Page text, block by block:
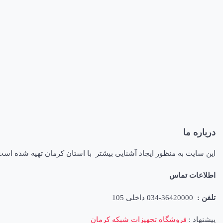
درباره ما
این سایت به منظور ایجاد آشنایی بیشتر با استان کرمان تهیه شده
اطلاعات تماس
تلفن :
پیشنهاد : فروشگاه تجهیزات شبکه کرمان